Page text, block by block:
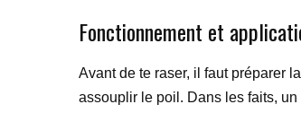
Fonctionnement et
Avant de te raser, il faut préparer
assouplir le poil. Dans les faits,